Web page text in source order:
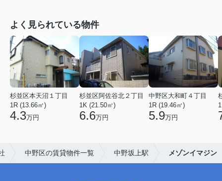
よく見られている物件
杉並区本天沼１丁目
1R (13.66㎡)
4.3万円
杉並区阿佐谷北２丁目
1K (21.50㎡)
6.6万円
中野区大和町４丁目
1R (19.46㎡)
5.9万円
中野区の賃貸物件一覧 中野坂上駅 メゾンイマジン